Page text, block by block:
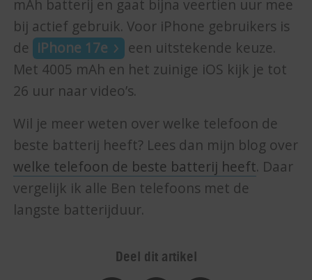
mAh batterij en gaat bijna veertien uur mee
bij actief gebruik. Voor iPhone gebruikers is
de iPhone 17e
een uitstekende keuze.
Met 4005 mAh en het zuinige iOS kijk je tot
26 uur naar video’s.
Wil je meer weten over welke telefoon de
beste batterij heeft? Lees dan mijn blog over
welke telefoon de beste batterij heeft. Daar
vergelijk ik alle Ben telefoons met de
langste batterijduur.
Deel dit artikel